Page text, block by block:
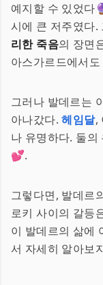
예지할 수 있었다
시에 큰 저주였다.
리한 죽음의 장면
아스가르드에서
그러나 발데르는
아나갔다.헤임달,
나 유명하다. 둘
💕.
그렇다면, 발데르
로키 사이의 갈등
이 발데르의 삶에
서 자세히 알아보